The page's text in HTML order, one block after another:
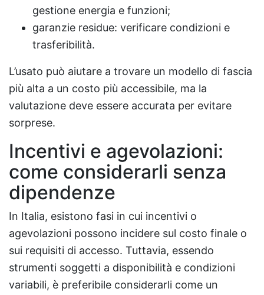
gestione energia e funzioni;
garanzie residue: verificare condizioni e
trasferibilità.
L’usato può aiutare a trovare un modello di fascia
più alta a un costo più accessibile, ma la
valutazione deve essere accurata per evitare
sorprese.
Incentivi e agevolazioni:
come considerarli senza
dipendenze
In Italia, esistono fasi in cui incentivi o
agevolazioni possono incidere sul costo finale o
sui requisiti di accesso. Tuttavia, essendo
strumenti soggetti a disponibilità e condizioni
variabili, è preferibile considerarli come un